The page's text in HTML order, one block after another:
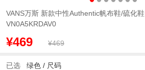
VANS万斯 新款中性Authentic帆布鞋/硫化鞋
VN0A5KRDAV0
¥469 ¥469
已选 绿色 / 尺码